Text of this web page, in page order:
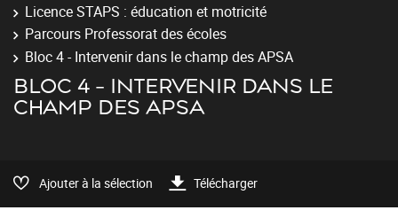
Licence STAPS : éducation et motricité
Parcours Professorat des écoles
Bloc 4 - Intervenir dans le champ des APSA
BLOC 4 - INTERVENIR DANS LE
CHAMP DES APSA
Ajouter à la sélection Télécharger